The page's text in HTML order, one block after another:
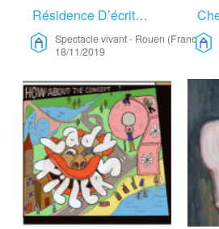
Résidence D’écriture-théâtre – Spectacle Vivant
Spectacle vivant- Rouen (France)
18/11/2019